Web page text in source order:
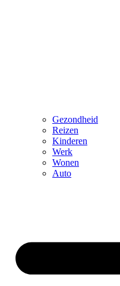
Gezondheid
Reizen
Kinderen
Werk
Wonen
Auto